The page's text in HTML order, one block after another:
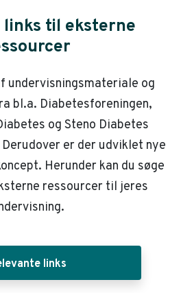
links til eksterne
undervisningsmateriale og
bl.a. Diabetesforeningen,
og Steno Diabetes
Derudover er der udviklet nye
Herunder kan du søge
ressourcer til jeres
links